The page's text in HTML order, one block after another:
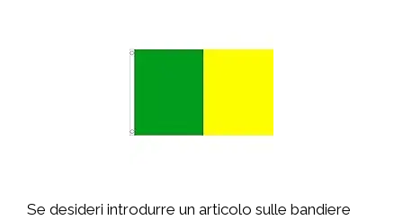
Se desideri introdurre un articolo sulle bandiere